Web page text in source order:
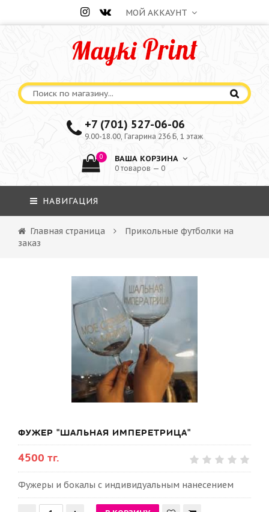
МОЙ АККАУНТ
+7 (701) 527-06-06
9.00-18.00, Гагарина 236 Б, 1 этаж
0 ВАША КОРЗИНА
0 товаров — 0
НАВИГАЦИЯ
Главная страница
Прикольные футболки на
заказ
ФУЖЕР "ШАЛЬНАЯ ИМПЕРЕТРИЦА"
4500 тг.
Фужеры и бокалы с индивидуальным нанесением